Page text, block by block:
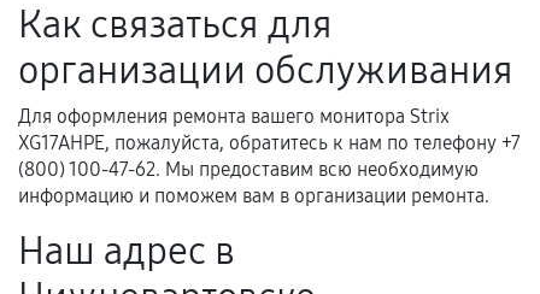
условия продления согласовываются отдельно и
фиксируются в документах.
Когда гарантия не действует
Нарушение правил эксплуатации,
перегрев, коррозия.
Самостоятельный ремонт или вмешательство
Как связаться для
организации обслуживания
Для оформления ремонта вашего монитора Strix
XG17AHPE, пожалуйста, обратитесь к нам по телефону +7
(800) 100-47-62. Мы предоставим всю необходимую
информацию и поможем вам в организации ремонта.
Наш адрес в